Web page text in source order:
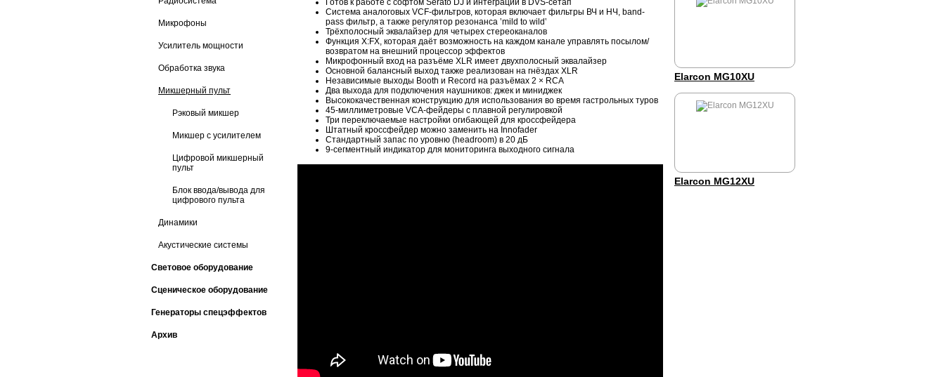
Микрофоны
Усилитель мощности
Обработка звука
Микшерный пульт
Рэковый микшер
Микшер с усилителем
Цифровой микшерный
пульт
Блок ввода/вывода для
цифрового пульта
Динамики
Акустические системы
Световое оборудование
Сценическое оборудование
Генераторы спецэффектов
Архив
Готов к работе с софтом Serato DJ и интеграции в DVS-сетап
Система аналоговых VCF-фильтров, которая включает фильтры ВЧ и НЧ, band-
pass фильтр, а также регулятор резонанса ‛mild to wild‛
Трёхполосный эквалайзер для четырех стереоканалов
Функция X:FX, которая даёт возможность на каждом канале управлять посылом/
возвратом на внешний процессор эффектов
Микрофонный вход на разъёме XLR имеет двухполосный эквалайзер
Основной балансный выход также реализован на гнёздах XLR
Независимые выходы Booth и Record на разъёмах 2 × RCA
Два выхода для подключения наушников: джек и миниджек
Высококачественная конструкцию для использования во время гастрольных туров
45-миллиметровые VCA-фейдеры с плавной регулировкой
Три переключаемые настройки огибающей для кроссфейдера
Штатный кроссфейдер можно заменить на Innofader
Стандартный запас по уровню (headroom) в 20 дБ
9-сегментный индикатор для мониторинга выходного сигнала
Elarcon MG10XU
Elarcon MG12XU